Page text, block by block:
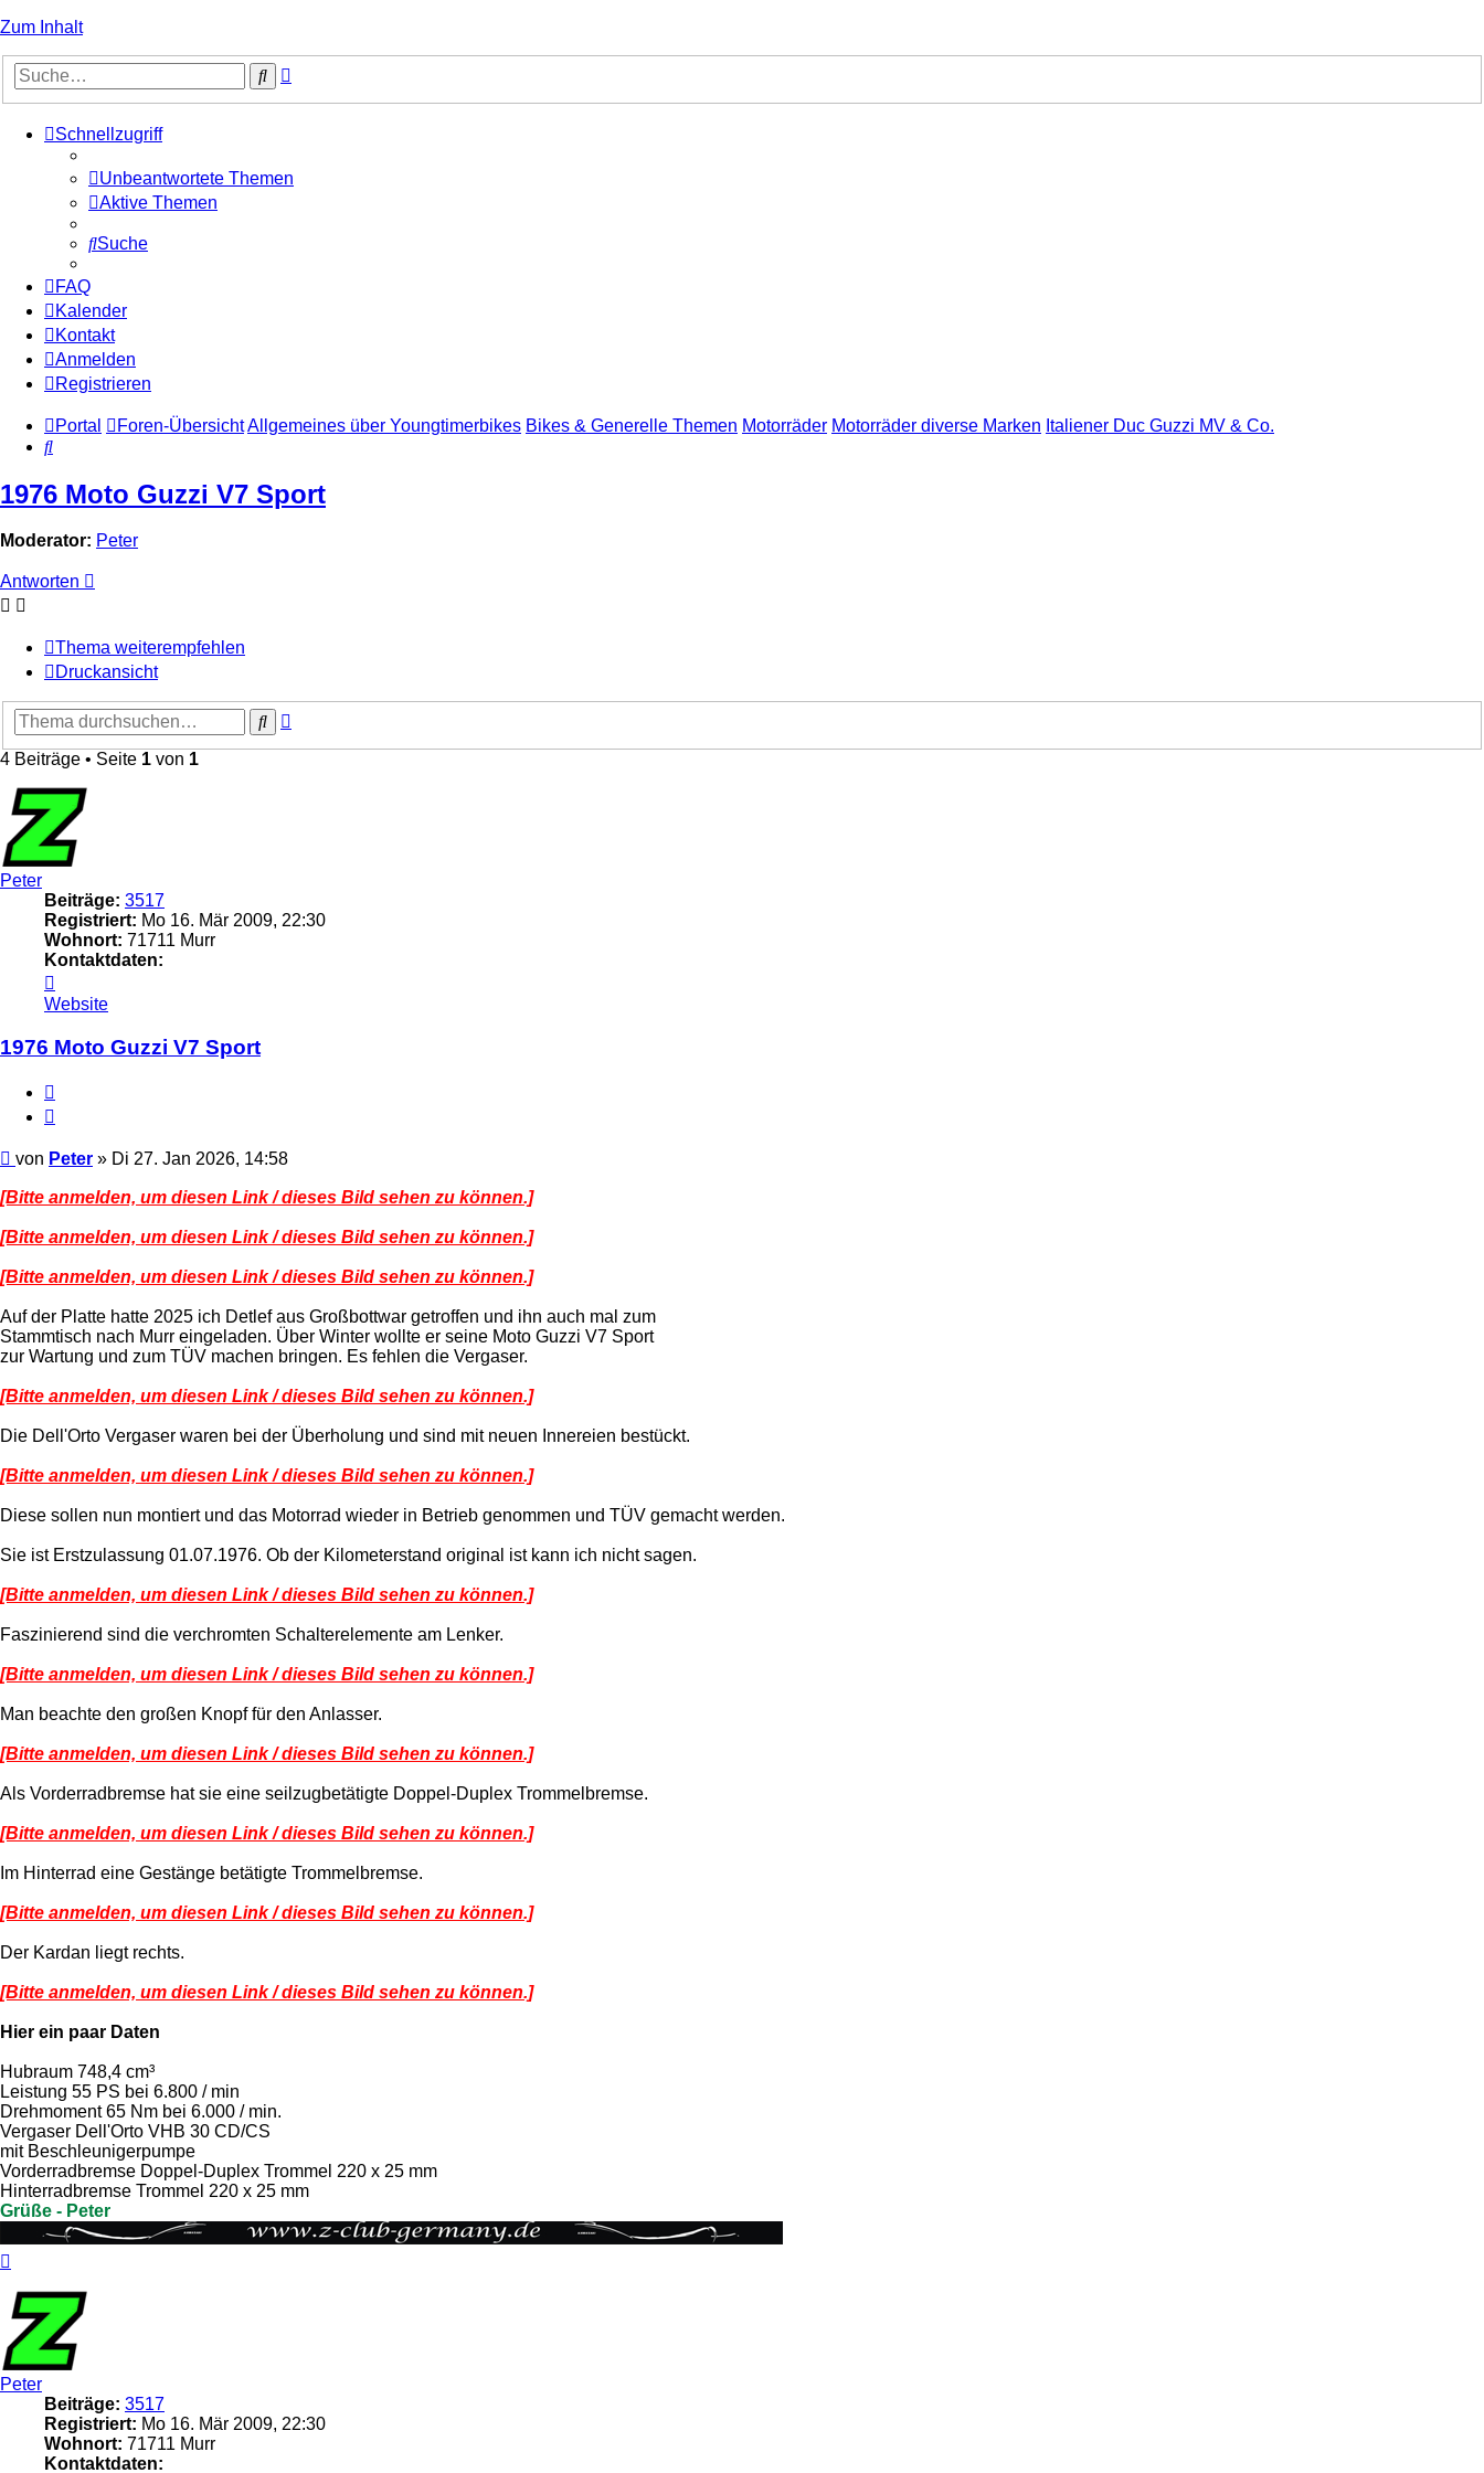
Zum Inhalt
Suche
Schnellzugriff
Unbeantwortete Themen
Aktive Themen
Suche
FAQ
Kalender
Kontakt
Anmelden
Registrieren
Portal Foren-ÜbersichtAllgemeines über Youngtimerbikes Bikes & Generelle Themen Motorräder Motorräder diverse Marken Italiener Duc Guzzi MV & Co.
Suche
1976 Moto Guzzi V7 Sport
Moderator: Peter
Antworten
Thema weiterempfehlen
Druckansicht
Suche
4 Beiträge • Seite 1 von 1
Peter
Beiträge: 3517
Registriert: Mo 16. Mär 2009, 22:30
Wohnort: 71711 Murr
Kontaktdaten:
von
Peter
Website
1976 Moto Guzzi V7 Sport
Beitrag
von Peter » Di 27. Jan 2026, 14:58
[Bitte anmelden, um diesen Link / dieses Bild sehen zu können.]
[Bitte anmelden, um diesen Link / dieses Bild sehen zu können.]
[Bitte anmelden, um diesen Link / dieses Bild sehen zu können.]
Auf der Platte hatte 2025 ich Detlef aus Großbottwar getroffen und ihn auch mal zum
Stammtisch nach Murr eingeladen. Über Winter wollte er seine Moto Guzzi V7 Sport
zur Wartung und zum TÜV machen bringen. Es fehlen die Vergaser.
[Bitte anmelden, um diesen Link / dieses Bild sehen zu können.]
Die Dell'Orto Vergaser waren bei der Überholung und sind mit neuen Innereien bestückt.
[Bitte anmelden, um diesen Link / dieses Bild sehen zu können.]
Diese sollen nun montiert und das Motorrad wieder in Betrieb genommen und TÜV gemacht werden.
Sie ist Erstzulassung 01.07.1976. Ob der Kilometerstand original ist kann ich nicht sagen.
[Bitte anmelden, um diesen Link / dieses Bild sehen zu können.]
Faszinierend sind die verchromten Schalterelemente am Lenker.
[Bitte anmelden, um diesen Link / dieses Bild sehen zu können.]
Man beachte den großen Knopf für den Anlasser.
[Bitte anmelden, um diesen Link / dieses Bild sehen zu können.]
Als Vorderradbremse hat sie eine seilzugbetätigte Doppel-Duplex Trommelbremse.
[Bitte anmelden, um diesen Link / dieses Bild sehen zu können.]
Im Hinterrad eine Gestänge betätigte Trommelbremse.
[Bitte anmelden, um diesen Link / dieses Bild sehen zu können.]
Der Kardan liegt rechts.
[Bitte anmelden, um diesen Link / dieses Bild sehen zu können.]
Hier ein paar Daten
Hubraum 748,4 cm³
Leistung 55 PS bei 6.800 / min
Drehmoment 65 Nm bei 6.000 / min.
Vergaser Dell'Orto VHB 30 CD/CS
mit Beschleunigerpumpe
Vorderradbremse Doppel-Duplex Trommel 220 x 25 mm
Hinterradbremse Trommel 220 x 25 mm
Grüße - Peter
Peter
Beiträge: 3517
Registriert: Mo 16. Mär 2009, 22:30
Wohnort: 71711 Murr
Kontaktdaten: